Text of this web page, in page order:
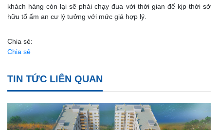
khách hàng còn lại sẽ phải chạy đua với thời gian để kịp thời sở
hữu tổ ấm an cư lý tưởng với mức giá hợp lý.
Chia sẻ:
Chia sẻ
TIN TỨC LIÊN QUAN